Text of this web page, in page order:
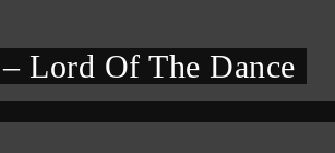
Lord Of The Dance